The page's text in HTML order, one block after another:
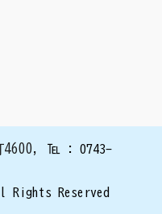
4600,℡ : 0743-
Reserved